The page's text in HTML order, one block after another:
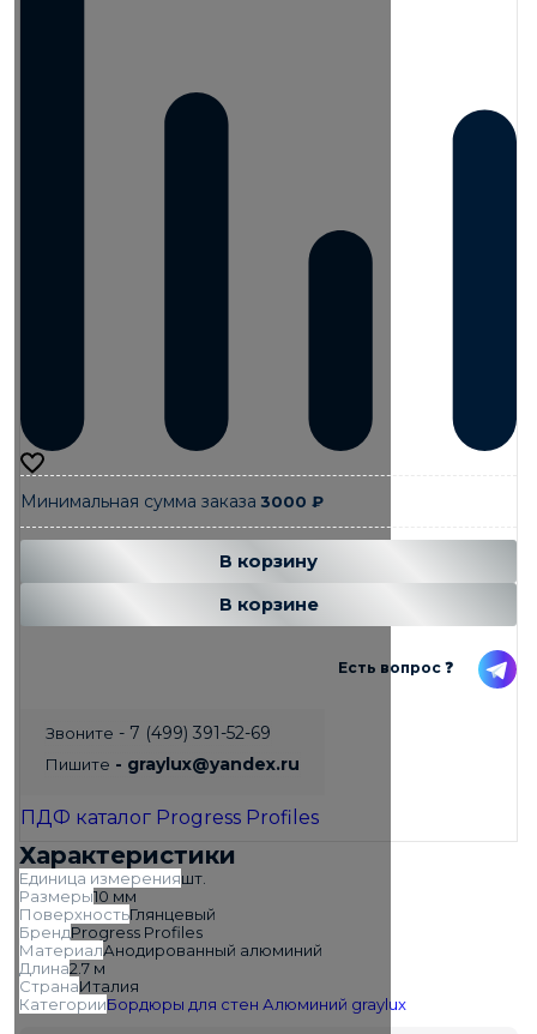
Минимальная сумма заказа 3000 ₽
В корзину
В корзине
Есть вопрос ❓
Звоните - 7 (499) 391-52-69
Пишите - graylux@yandex.ru
ПДФ каталог Progress Profiles
Характеристики
Единица измеренияшт.
Размеры10 мм
ПоверхностьГлянцевый
БрендProgress Profiles
МатериалАнодированный алюминий
Длина2.7 м
СтранаИталия
КатегорииБордюры для стен Алюминий graylux